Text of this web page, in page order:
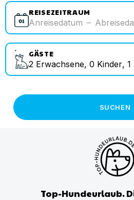
REISEZEITRAUM
Anreisedatum –
GÄSTE
2 Erwachsene, 0 Kinder, 1
SUCHEN
Top-Hundeurlaub.